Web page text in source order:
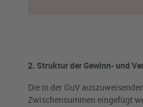
2. Struktur der Gewinn- und
Die in der GuV
Zwischensummen eingefügt